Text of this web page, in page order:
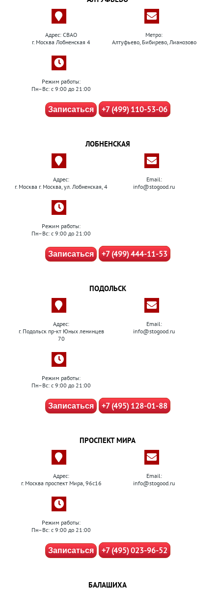
Адрес: СВАО
г. Москва Лобненская 4
Метро:
Алтуфьево, Бибирево, Лианозово
Режим работы:
Пн–Вс: с 9:00 до 21:00
Записаться +7 (499) 110-53-06
ЛОБНЕНСКАЯ
Адрес:
г. Москва г. Москва, ул. Лобненская, 4
Email:
info@stogood.ru
Режим работы:
Пн–Вс: с 9:00 до 21:00
Записаться +7 (499) 444-11-53
ПОДОЛЬСК
Адрес:
г. Подольск пр-кт Юных ленинцев
70
Email:
info@stogood.ru
Режим работы:
Пн–Вс: с 9:00 до 21:00
Записаться +7 (495) 128-01-88
ПРОСПЕКТ МИРА
Адрес:
г. Москва проспект Мира, 96с16
Email:
info@stogood.ru
Режим работы:
Пн–Вс: с 9:00 до 21:00
Записаться +7 (495) 023-96-52
БАЛАШИХА